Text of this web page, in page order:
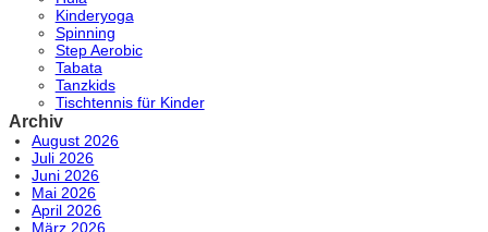
Kinderyoga
Spinning
Step Aerobic
Tabata
Tanzkids
Tischtennis für Kinder
Archiv
August 2026
Juli 2026
Juni 2026
Mai 2026
April 2026
März 2026